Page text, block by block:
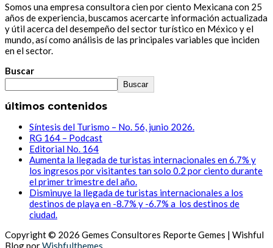
Somos una empresa consultora cien por ciento Mexicana con 25
años de experiencia, buscamos acercarte información actualizada
y útil acerca del desempeño del sector turístico en México y el
mundo, así como análisis de las principales variables que inciden
en el sector.
Buscar
Buscar
últimos contenidos
Síntesis del Turismo – No. 56, junio 2026.
RG 164 – Podcast
Editorial No. 164
Aumenta la llegada de turistas internacionales en 6.7% y
los ingresos por visitantes tan solo 0.2 por ciento durante
el primer trimestre del año.
Disminuye la llegada de turistas internacionales a los
destinos de playa en -8.7% y -6.7% a los destinos de
ciudad.
Copyright © 2026 Gemes Consultores Reporte Gemes | Wishful
Blog porWishfulthemes